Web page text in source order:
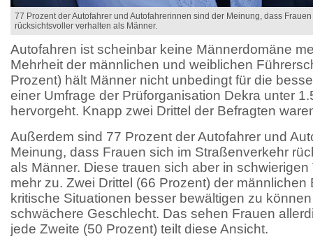
77 Prozent der Autofahrer und Autofahrerinnen sind der Meinung, dass
rücksichtsvoller verhalten als Männer.
Autofahren ist scheinbar keine Männerdomäne
Mehrheit der männlichen und weiblichen
Prozent) hält Männer nicht unbedingt für die
einer Umfrage der Prüforganisation Dekra unter
hervorgeht. Knapp zwei Drittel der Befragten
Außerdem sind 77 Prozent der Autofahrer und
Meinung, dass Frauen sich im Straßenverkehr
als Männer. Diese trauen sich aber in
mehr zu. Zwei Drittel (66 Prozent) der
kritische Situationen besser bewältigen zu
schwächere Geschlecht. Das sehen Frauen
jede Zweite (50 Prozent) teilt diese Ansicht.